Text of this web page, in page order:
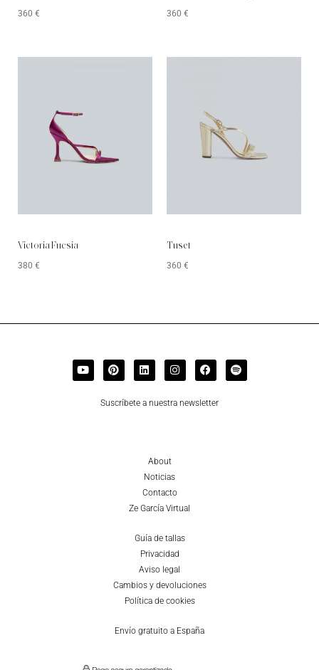
360 € 360 €
Victoria Fucsia
380 €
Tuset
360 €
Suscríbete a nuestra newsletter
About
Noticias
Contacto
Ze García Virtual
Guía de tallas
Privacidad
Aviso legal
Cambios y devoluciones
Política de cookies
Envío gratuito a España